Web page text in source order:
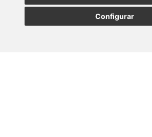
Configurar